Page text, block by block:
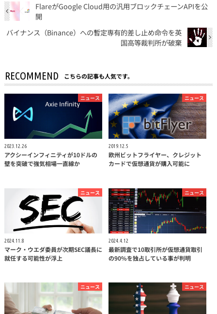
FlareがGoogle Cloud用の汎用ブロックチェーンAPIを公
開
バイナンス（Binance）への暫定専有的差し止め命令を英
国高等裁判所が破棄
RECOMMEND こちらの記事も人気です。
ニュース
2023.12.26
アクシーインフィニティが10ドルの
壁を突破で強気相場一直線か
ニュース
2019.12.5
欧州ビットフライヤー、クレジット
カードで仮想通貨が購入可能に
ニュース
2024.11.8
マーク・ウエダ委員が次期SEC議長に
就任する可能性が浮上
ニュース
2024.4.12
最新調査で10取引所が仮想通貨取引
の90%を独占している事が判明
ニュース ニュース